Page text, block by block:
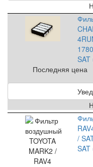
SAT
Последняя цена
/
SAT